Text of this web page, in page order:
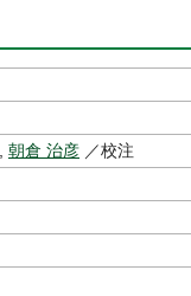
朝倉 治彦 ／校注